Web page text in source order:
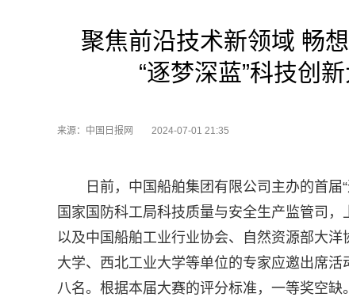
聚焦前沿技术新领域 畅
“逐梦深蓝”科技创
来源：中国日报网 2024-07-01 21:35
日前，中国船舶集团有限公司主办的首
国家国防科工局科技质量与安全生产监管司
以及中国船舶工业行业协会、自然资源部大
大学、西北工业大学等单位的专家应邀出席
八名。根据本届大赛的评分标准，一等奖空缺。